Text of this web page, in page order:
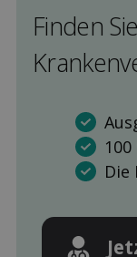
Finden
Die